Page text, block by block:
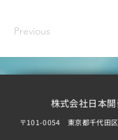
Previous
株式会社日本
〒101-0054 東京都千代田